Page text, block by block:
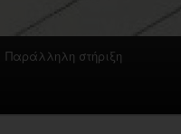
Παράλληλη στήριξη